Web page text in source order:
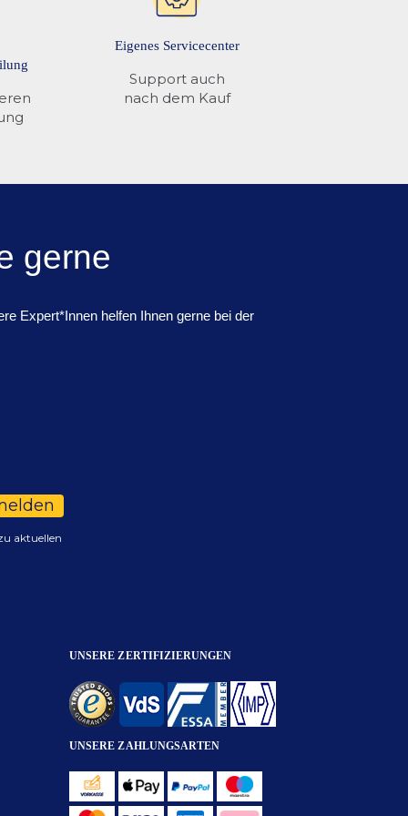
Eigenes Servicecenter
Support auch
nach dem Kauf
gerne
Expert*Innen helfen Ihnen gerne bei der
aktuellen
UNSERE ZERTIFIZIERUNGEN
UNSERE ZAHLUNGSARTEN